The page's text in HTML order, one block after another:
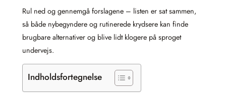
Rul ned og gennemgå forslagene – listen er sat sammen,
så både nybegyndere og rutinerede krydsere kan finde
brugbare alternativer og blive lidt klogere på sproget
undervejs.
Indholdsfortegnelse